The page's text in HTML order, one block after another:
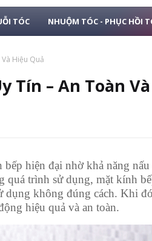
TÓC NHUỘM TÓC - PHỤC HỒI
Hiệu Quả
Tín – An Toàn
hiện đại nhờ khả năng
quá trình sử dụng, mặt kính
dụng không đúng cách. Khi
hiệu quả và an toàn.